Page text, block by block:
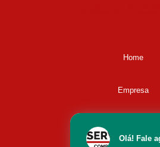
Home
Empresa
Olá! Fale